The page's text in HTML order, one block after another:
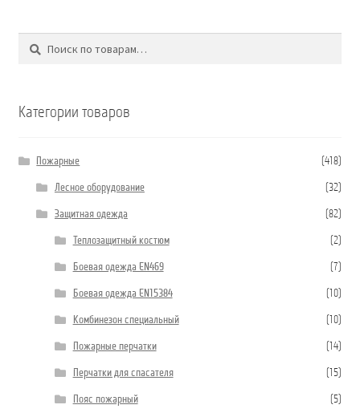
Искать:
Поиск
Категории товаров
Пожарные (418)
Лесное оборудование (32)
Защитная одежда (82)
Теплозащитный костюм (2)
Боевая одежда EN469 (7)
Боевая одежда EN15384 (10)
Комбинезон специальный (10)
Пожарные перчатки (14)
Перчатки для спасателя (15)
Пояс пожарный (5)